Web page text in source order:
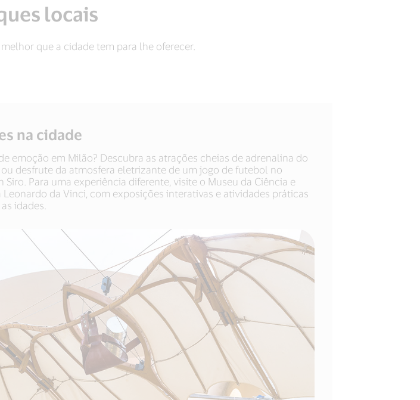
locais
que a cidade tem para lhe oferecer.
na cidade
emoção em Milão? Descubra as atrações cheias de adrenalina do
desfrute da atmosfera eletrizante de um jogo de futebol no
Siro. Para uma experiência diferente, visite o Museu da Ciência e
Leonardo da Vinci, com exposições interativas e atividades práticas
idades.